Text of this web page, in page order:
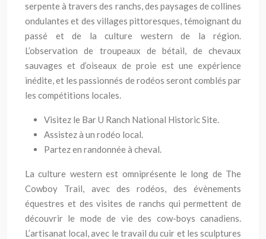
serpente à travers des ranchs, des paysages de collines
ondulantes et des villages pittoresques, témoignant du
passé et de la culture western de la région.
L’observation de troupeaux de bétail, de chevaux
sauvages et d’oiseaux de proie est une expérience
inédite, et les passionnés de rodéos seront comblés par
les compétitions locales.
Visitez le Bar U Ranch National Historic Site.
Assistez à un rodéo local.
Partez en randonnée à cheval.
La culture western est omniprésente le long de The
Cowboy Trail, avec des rodéos, des évènements
équestres et des visites de ranchs qui permettent de
découvrir le mode de vie des cow-boys canadiens.
L’artisanat local, avec le travail du cuir et les sculptures